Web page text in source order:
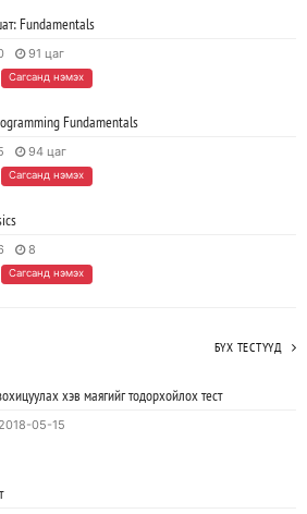
SHARE
Аль хэлийг түрүүлж сурах вэ?
найзтай байх нь ажлын бүтээмж
ажиллах суурь болдог
SHARE
Fundamentals
91 цаг
Сагсанд нэмэх
Fundamentals
94 цаг
Сагсанд нэмэх
8
Сагсанд нэмэх
БҮХ ТЕСТҮҮД
хэв маягийг тодорхойлох тест
2018-05-15